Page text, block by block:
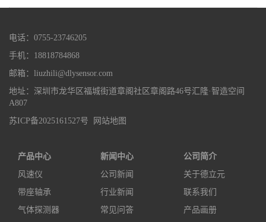
电话：0755-23746205
手机：18818784868
邮箱：liuzhili@dlysensor.com
地址：深圳市龙华区福城街道章阁社区章阁路46号汇隆·智造空间
A807
苏ICP备2025161527号
网站地图
产品中心
风速仪
带座轴承
气体探测器
新闻中心
公司新闻
行业新闻
常见问答
公司简介
关于德立元
联系我们
产品画册